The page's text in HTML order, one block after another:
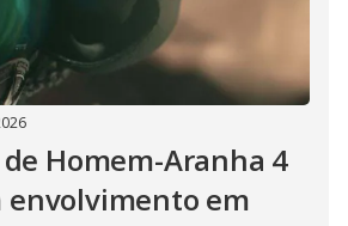
Homem-Aranha 4
em